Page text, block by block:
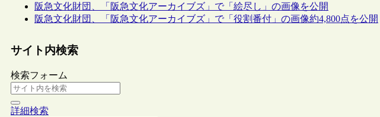
阪急文化財団、「阪急文化アーカイブズ」で「絵尽し」の画像を公開
阪急文化財団、「阪急文化アーカイブズ」で「役割番付」の画像約4,800点を公開
サイト内検索
検索フォーム
詳細検索